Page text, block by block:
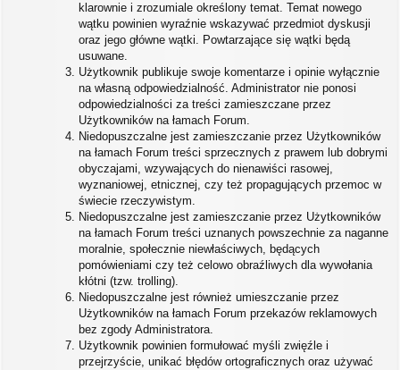
klarownie i zrozumiale określony temat. Temat nowego
wątku powinien wyraźnie wskazywać przedmiot dyskusji
oraz jego główne wątki. Powtarzające się wątki będą
usuwane.
Użytkownik publikuje swoje komentarze i opinie wyłącznie
na własną odpowiedzialność. Administrator nie ponosi
odpowiedzialności za treści zamieszczane przez
Użytkowników na łamach Forum.
Niedopuszczalne jest zamieszczanie przez Użytkowników
na łamach Forum treści sprzecznych z prawem lub dobrymi
obyczajami, wzywających do nienawiści rasowej,
wyznaniowej, etnicznej, czy też propagujących przemoc w
świecie rzeczywistym.
Niedopuszczalne jest zamieszczanie przez Użytkowników
na łamach Forum treści uznanych powszechnie za naganne
moralnie, społecznie niewłaściwych, będących
pomówieniami czy też celowo obraźliwych dla wywołania
kłótni (tzw. trolling).
Niedopuszczalne jest również umieszczanie przez
Użytkowników na łamach Forum przekazów reklamowych
bez zgody Administratora.
Użytkownik powinien formułować myśli zwięźle i
przejrzyście, unikać błędów ortograficznych oraz używać